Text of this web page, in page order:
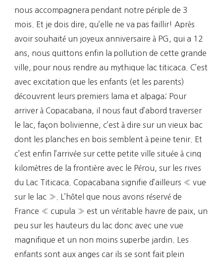
nous accompagnera pendant notre périple de 3
mois. Et je dois dire, qu’elle ne va pas faillir! Après
avoir souhaité un joyeux anniversaire à PG, qui a 12
ans, nous quittons enfin la pollution de cette grande
ville, pour nous rendre au mythique lac titicaca. C’est
avec excitation que les enfants (et les parents)
découvrent leurs premiers lama et alpaga; Pour
arriver à Copacabana, il nous faut d’abord traverser
le lac, façon bolivienne, c’est à dire sur un vieux bac
dont les planches en bois semblent à peine tenir. Et
c’est enfin l’arrivée sur cette petite ville située à cinq
kilomètres de la frontière avec le Pérou, sur les rives
du Lac Titicaca. Copacabana signifie d’ailleurs « vue
sur le lac ». L’hôtel que nous avons réservé de
France « cupula » est un véritable havre de paix, un
peu sur les hauteurs du lac donc avec une vue
magnifique et un non moins superbe jardin. Les
enfants sont aux anges car ils se sont fait plein